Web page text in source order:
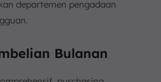
departemen pengadaan
Bulanan